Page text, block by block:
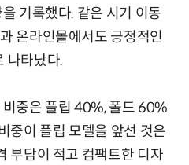
기록했다. 같은 시기 이동
온라인몰에서도 긍정적인
나타났다.
중은 플립 40%, 폴드 60%
중이 플립 모델을 앞선 것은
부담이 적고 컴팩트한 디자